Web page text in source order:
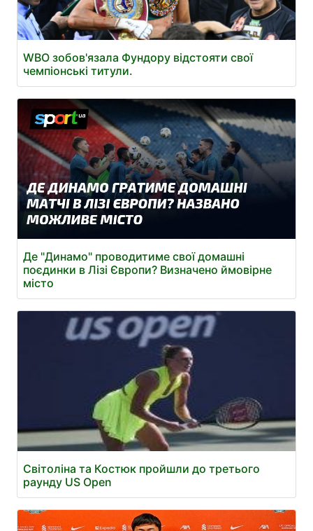
WBO зобов'язала Фундору відстояти свої
чемпіонські титули.
Де "Динамо" проводитиме свої домашні
поєдинки в Лізі Європи? Визначено ймовірне
місто
Світоліна та Костюк пройшли до третього
раунду US Open